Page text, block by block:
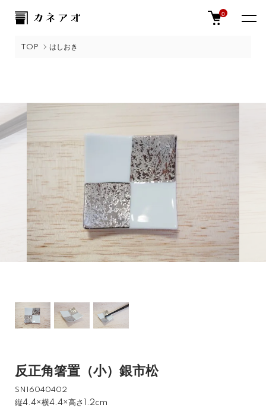
0
TOP はしおき
反正角箸置（小）銀市松
SN16040402
縦4.4×横4.4×高さ1.2cm